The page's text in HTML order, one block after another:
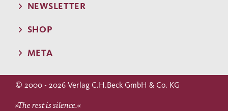
NEWSLETTER
SHOP
META
© 2000 - 2026 Verlag C.H.Beck GmbH & Co. KG
»The rest is silence.«